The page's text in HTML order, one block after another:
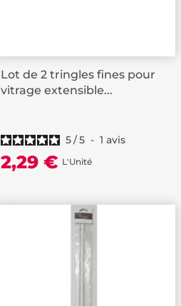
Lot de 2 tringles fines pour
vitrage extensible...
5/5 - 1 avis
2,29 € L'Unité